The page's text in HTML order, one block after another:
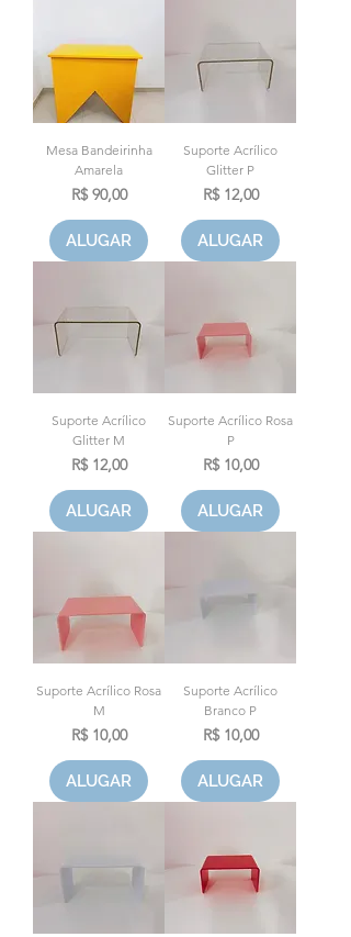
Mesa Bandeirinha
Amarela
Preço
R$ 90,00
ALUGAR
Suporte Acrílico
Glitter P
Preço
R$ 12,00
ALUGAR
Suporte Acrílico
Glitter M
Preço
R$ 12,00
ALUGAR
Suporte Acrílico Rosa
P
Preço
R$ 10,00
ALUGAR
Suporte Acrílico Rosa
M
Preço
R$ 10,00
ALUGAR
Suporte Acrílico
Branco P
Preço
R$ 10,00
ALUGAR